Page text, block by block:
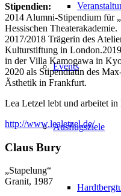
Events
Ausflugsziele
Stipendien:
2014 Alumni-Stipendium für
Hessischen Theaterakademie.
2017/2018 Trägerin des
Kulturstiftung in
in der Villa Kamogawa in
2020 als Stipendiatin des
Ästhetik in Frankfurt.
Lea Letzel lebt und arbeitet
http://www.lealetzel.de/
Claus Bury
„Stapelung“
Granit, 1987